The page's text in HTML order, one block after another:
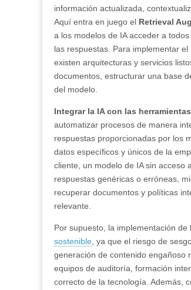
información actualizada,
Aquí entra en juego el Retrieval
a los modelos de IA acceder a
las respuestas. Para implementar
existen arquitecturas y servicios
documentos, estructurar una base
del modelo.
Integrar la IA con las
automatizar procesos de manera
respuestas proporcionadas por los
datos específicos y únicos de la
cliente, un modelo de IA sin acceso
respuestas genéricas o erróneas,
recuperar documentos y políticas
relevante.
Por supuesto, la implementación
sostenible , ya que el riesgo de
generación de contenido engañoso
equipos de auditoría, formación
correcto de la tecnología. Además,